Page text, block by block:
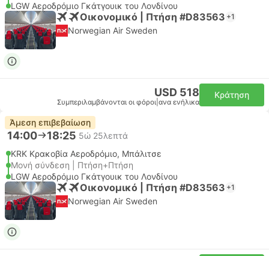
LGW Αεροδρόμιο Γκάτγουικ του Λονδίνου
Οικονομικό | Πτήση #D83563 +1
Norwegian Air Sweden
USD 518
Συμπεριλαμβάνονται οι φόροι ανα ενήλικα
Κράτηση
Άμεση επιβεβαίωση
14:00 18:25 5ώ 25λεπτά
KRK Κρακοβία Αεροδρόμιο, Μπάλιτσε
Μονή σύνδεση | Πτήση+Πτήση
LGW Αεροδρόμιο Γκάτγουικ του Λονδίνου
Οικονομικό | Πτήση #D83563 +1
Norwegian Air Sweden